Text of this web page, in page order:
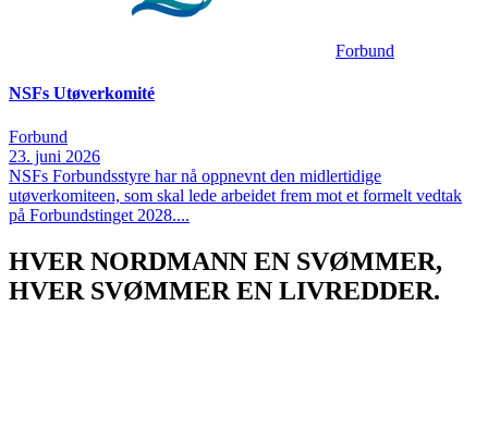
Forbund
NSFs Utøverkomité
Forbund
23. juni 2026
NSFs Forbundsstyre har nå oppnevnt den midlertidige
utøverkomiteen, som skal lede arbeidet frem mot et formelt vedtak
på Forbundstinget 2028....
HVER NORDMANN EN SVØMMER,
HVER SVØMMER EN LIVREDDER.